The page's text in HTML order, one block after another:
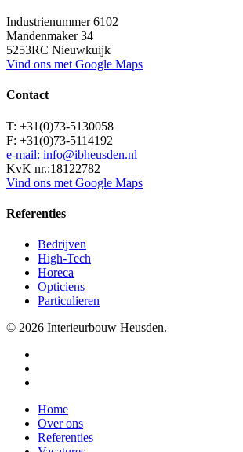
Industrienummer 6102
Mandenmaker 34
5253RC Nieuwkuijk
Vind ons met Google Maps
Contact
T: +31(0)73-5130058
F: +31(0)73-5114192
e-mail: info@ibheusden.nl
KvK nr.:18122782
Vind ons met Google Maps
Referenties
Bedrijven
High-Tech
Horeca
Opticiens
Particulieren
© 2026 Interieurbouw Heusden.
Close
Menu
Home
Over ons
Referenties